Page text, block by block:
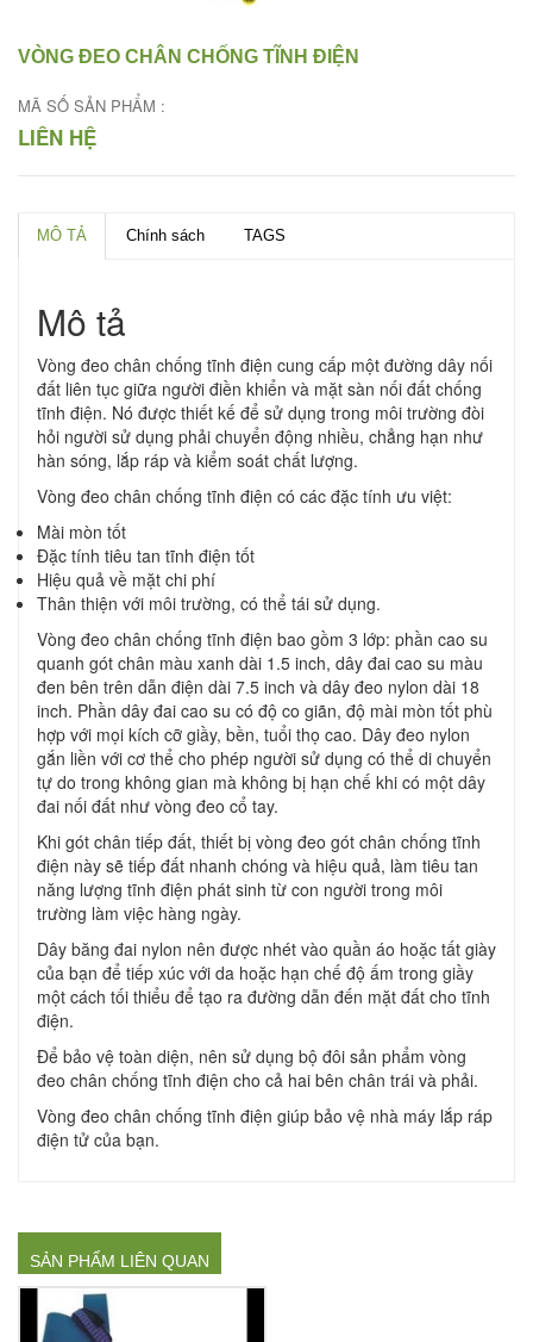
VÒNG ĐEO CHÂN CHỐNG TĨNH ĐIỆN
MÃ SỐ SẢN PHẨM :
LIÊN HỆ
MÔ TẢ Chính sách TAGS
Mô tả
Vòng đeo chân chống tĩnh điện cung cấp một đường dây nối
đất liên tục giữa người điền khiển và mặt sàn nối đất chống
tĩnh điện. Nó được thiết kế để sử dụng trong môi trường đòi
hỏi người sử dụng phải chuyển động nhiều, chẳng hạn như
hàn sóng, lắp ráp và kiểm soát chất lượng.
Vòng đeo chân chống tĩnh điện có các đặc tính ưu việt:
Mài mòn tốt
Đặc tính tiêu tan tĩnh điện tốt
Hiệu quả về mặt chi phí
Thân thiện với môi trường, có thể tái sử dụng.
Vòng đeo chân chống tĩnh điện bao gồm 3 lớp: phần cao su
quanh gót chân màu xanh dài 1.5 inch, dây đai cao su màu
đen bên trên dẫn điện dài 7.5 inch và dây đeo nylon dài 18
inch. Phần dây đai cao su có độ co giãn, độ mài mòn tốt phù
hợp với mọi kích cỡ giầy, bền, tuổi thọ cao. Dây đeo nylon
gắn liền với cơ thể cho phép người sử dụng có thể di chuyển
tự do trong không gian mà không bị hạn chế khi có một dây
đai nối đất như vòng đeo cổ tay.
Khi gót chân tiếp đất, thiết bị vòng đeo gót chân chống tĩnh
điện này sẽ tiếp đất nhanh chóng và hiệu quả, làm tiêu tan
năng lượng tĩnh điện phát sinh từ con người trong môi
trường làm việc hàng ngày.
Dây băng đai nylon nên được nhét vào quần áo hoặc tất giày
của bạn để tiếp xúc với da hoặc hạn chế độ ấm trong giầy
một cách tối thiểu để tạo ra đường dẫn đến mặt đất cho tĩnh
điện.
Để bảo vệ toàn diện, nên sử dụng bộ đôi sản phẩm vòng
đeo chân chống tĩnh điện cho cả hai bên chân trái và phải.
Vòng đeo chân chống tĩnh điện giúp bảo vệ nhà máy lắp ráp
điện tử của bạn.
SẢN PHẨM LIÊN QUAN